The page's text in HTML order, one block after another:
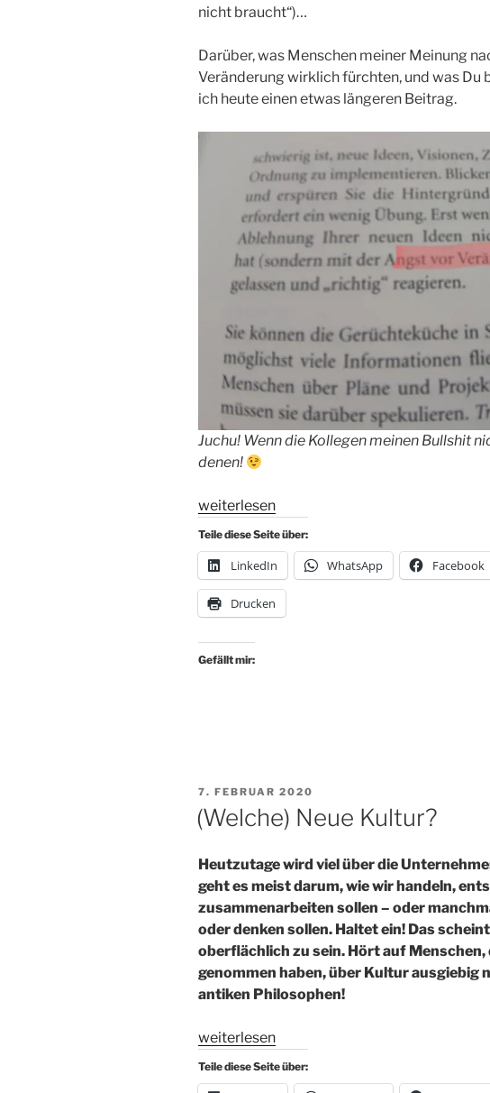
nicht braucht“)…
Darüber, was Menschen meiner Meinung
Veränderung wirklich fürchten, und was Du
ich heute einen etwas längeren Beitrag.
Juchu! Wenn die Kollegen meinen Bullshit
denen!
„Kaum
einer
hat
ANGST
vor
Veränderung.
soll
weiterlesen
Teile diese Seite über:
LinkedIn WhatsApp Facebook
Drucken
Gefällt mir:
VERÖFFENTLICHT
AM
7. FEBRUAR 2020
(Welche) Neue Kultur?
Heutzutage wird viel über die
geht es meist darum, wie wir handeln,
zusammenarbeiten sollen – oder
oder denken sollen. Haltet ein! Das
oberflächlich zu sein. Hört auf Menschen,
genommen haben, über Kultur ausgiebig
antiken Philosophen!
„(Welche)
Neue
Kultur?“
weiterlesen
Teile diese Seite über: